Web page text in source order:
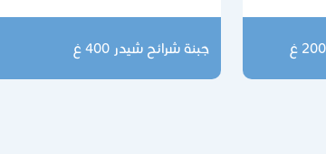
جبنة شرائح شيدر 400 غ